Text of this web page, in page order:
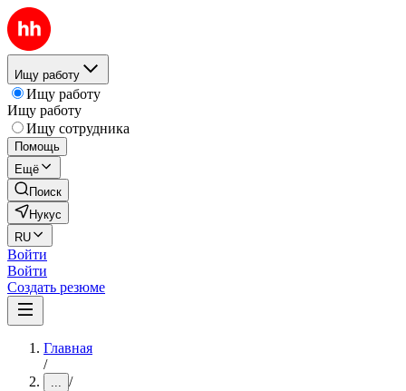
Ищу работу
Ищу работу
Ищу работу
Ищу сотрудника
Помощь
Ещё
Поиск
Нукус
RU
Войти
Войти
Создать резюме
Главная
/
... /